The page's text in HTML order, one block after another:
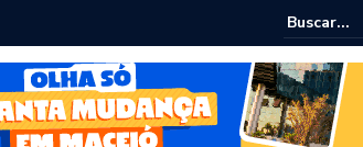
Gestores escolares de Maceió reforçam